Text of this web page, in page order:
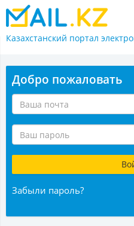
Казахстанский портал
Добро пожаловать
Забыли пароль?